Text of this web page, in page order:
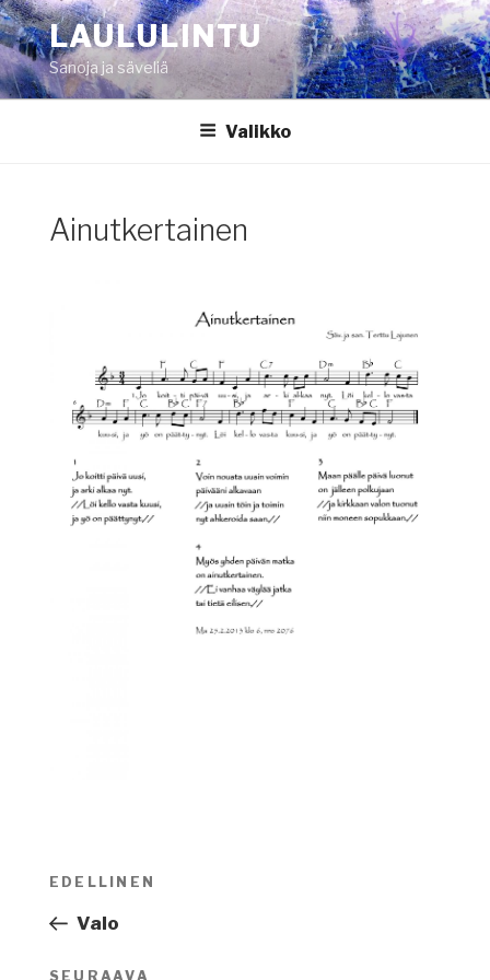
Siirry
sisältöönLAULULINTU
Sanoja ja säveliä
Valikko
Ainutkertainen
Artikkelien
Edellinen
artikkeli
EDELLINEN
Valo
SEURAAVA